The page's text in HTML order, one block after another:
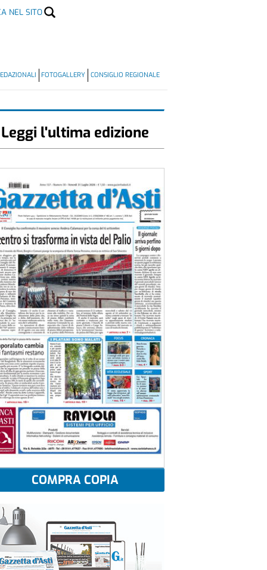
NEL SITO
FOTOGALLERY CONSIGLIO REGIONALE
Leggi l'ultima edizione
COMPRA COPIA